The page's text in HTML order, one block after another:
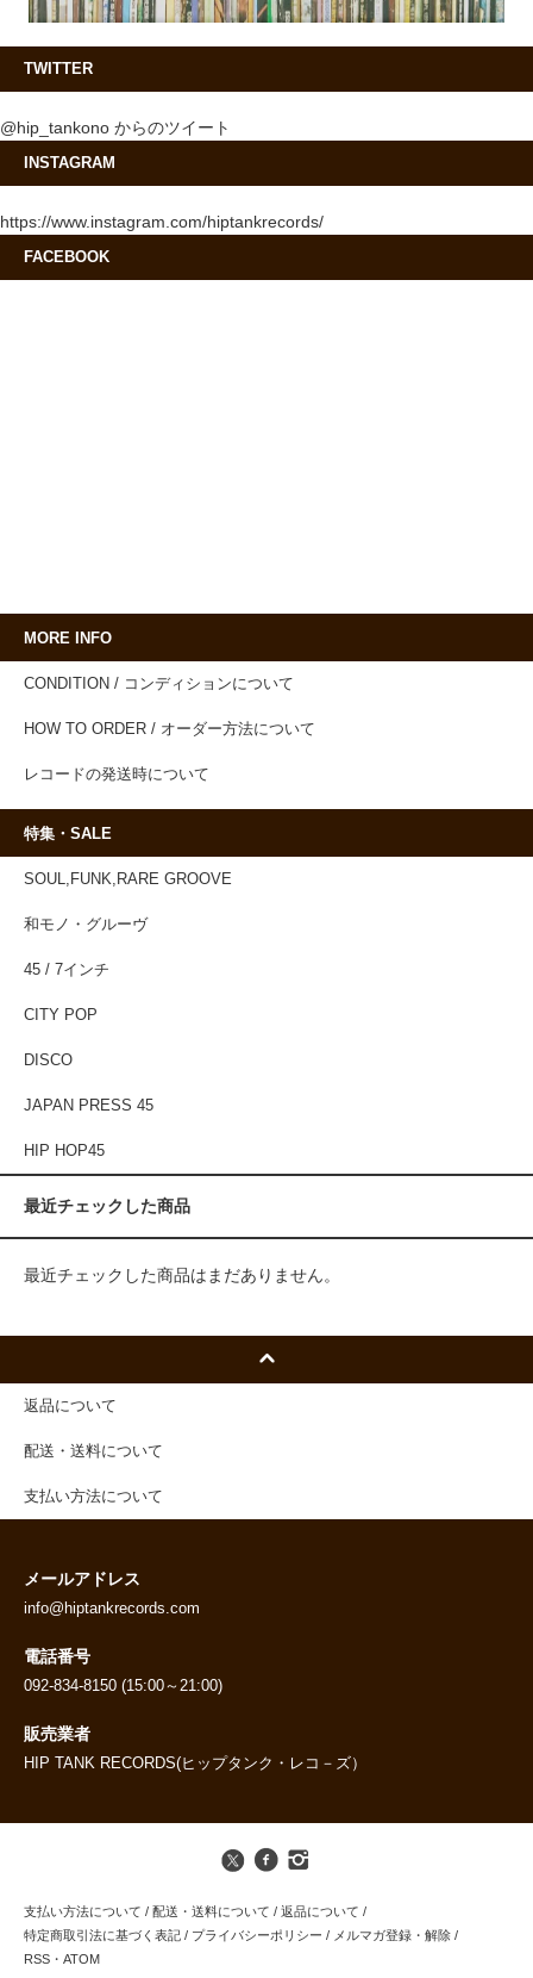
TWITTER
@hip_tankono からのツイート
INSTAGRAM
https://www.instagram.com/hiptankrecords/
FACEBOOK
MORE INFO
CONDITION / コンディションについて
HOW TO ORDER / オーダー方法について
レコードの発送時について
特集・SALE
SOUL,FUNK,RARE GROOVE
和モノ・グルーヴ
45 / 7インチ
CITY POP
DISCO
JAPAN PRESS 45
HIP HOP45
最近チェックした商品
最近チェックした商品はまだありません。
返品について
配送・送料について
支払い方法について
メールアドレス
info@hiptankrecords.com
電話番号
092-834-8150 (15:00～21:00)
販売業者
HIP TANK RECORDS(ヒップタンク・レコ－ズ）
支払い方法について / 配送・送料について / 返品について /
特定商取引法に基づく表記 / プライバシーポリシー / メルマガ登録・解除 /
RSS ・ ATOM